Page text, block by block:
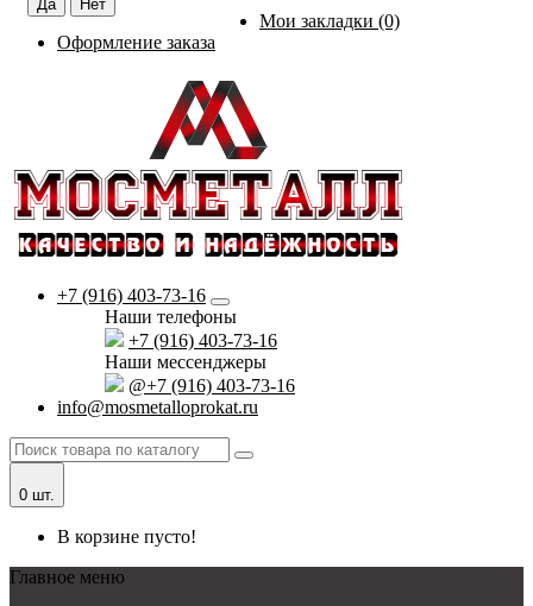
Мои закладки (0)
Оформление заказа
+7 (916) 403-73-16
Наши телефоны
+7 (916) 403-73-16
Наши мессенджеры
@+7 (916) 403-73-16
info@mosmetalloprokat.ru
0 шт.
В корзине пусто!
Главное меню